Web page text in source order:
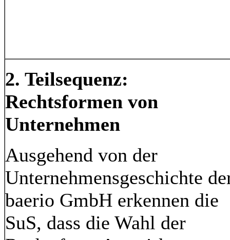
2. Teilsequenz:
Rechtsformen von
Unternehmen
Ausgehend von der
Unternehmensgeschichte
baerio GmbH erkennen die
SuS, dass die Wahl der